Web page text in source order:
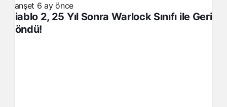
Manşet 6 ay önce
Diablo 2, 25 Yıl Sonra Warlock Sınıfı ile Geri
Döndü!